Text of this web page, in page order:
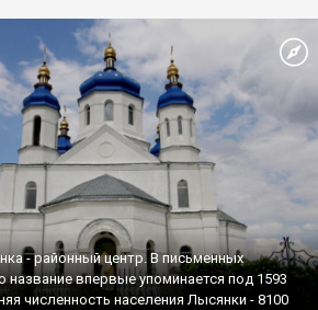
- районный центр. В письменных
название впервые упоминается под 1593
численность населения Лысянки - 8100